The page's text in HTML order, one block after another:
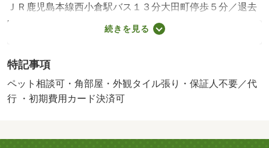
ＪＲ鹿児島本線西小倉駅バス１３分大田町停歩５分／退去
時クリーニング費用 ４６２００円／鍵交換料 １６５０
０円／シャーメゾンライフＳＵＰＰＯＲＴ２４ １３２０
くパートナー】保証料は毎月月額賃料等の２％、初回手数
料３３，０００円／普通借家０２年／ペット相談／・全物
件初期費用のクレジットカード払いＯＫ。（初期費用分割
機関をご利用して来られる方は、小倉駅など最寄り駅まで
続きを見る
特記事項
ペット相談可・角部屋・外観タイル張り・保証人不要／代
行 ・初期費用カード決済可